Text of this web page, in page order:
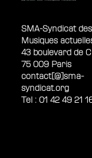
SMA-Syndicat des
Musiques
43 boulevard de
75 009 Paris
contact[@]sma-
syndicat.org
Tel : 01 42 49 21